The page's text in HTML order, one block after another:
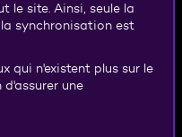
le site. Ainsi, seule la
synchronisation est
qui n'existent plus sur le
une